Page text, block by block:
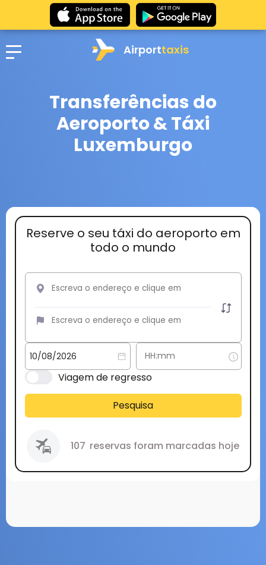
Airporttaxis
Transferências do
Aeroporto & Táxi
Luxemburgo
Reserve o seu táxi do aeroporto em
todo o mundo
Viagem de regresso
Pesquisa
107 reservas foram marcadas hoje